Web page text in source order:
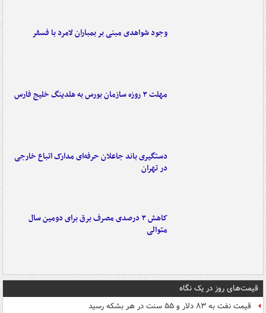
وجود شواهدی مبنی بر بمباران لامرد با فسفر
مهلت ۳ روزه سازمان بورس به هلدینگ خلیج فارس
دستگیری باند جاعلان حرفه‌ای مدارک اتباع خارجی
در تهران
کاهش ۳ درصدی مصرف برق برای دومین سال
متوالی
قیمت‌های روز در یک نگاه
قیمت نفت به ۸۳ دلار و ۵۵ سنت در هر بشکه رسید